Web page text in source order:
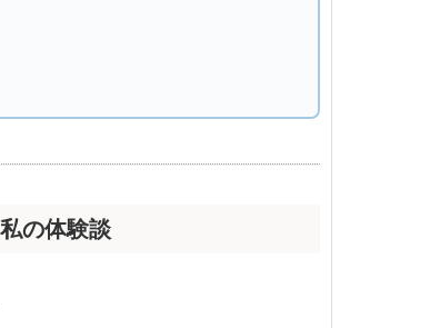
の体験談